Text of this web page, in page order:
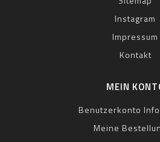
Instagram
Impressum
Kontakt
MEIN
Benutzerkonto
Meine